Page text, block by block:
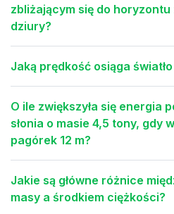
zbliżającym się do
dziury?
Jaką prędkość osiąga
O ile zwiększyła się energia
słonia o masie 4,5 tony, gdy
pagórek 12 m?
Jakie są główne różnice
masy a środkiem ciężkości?